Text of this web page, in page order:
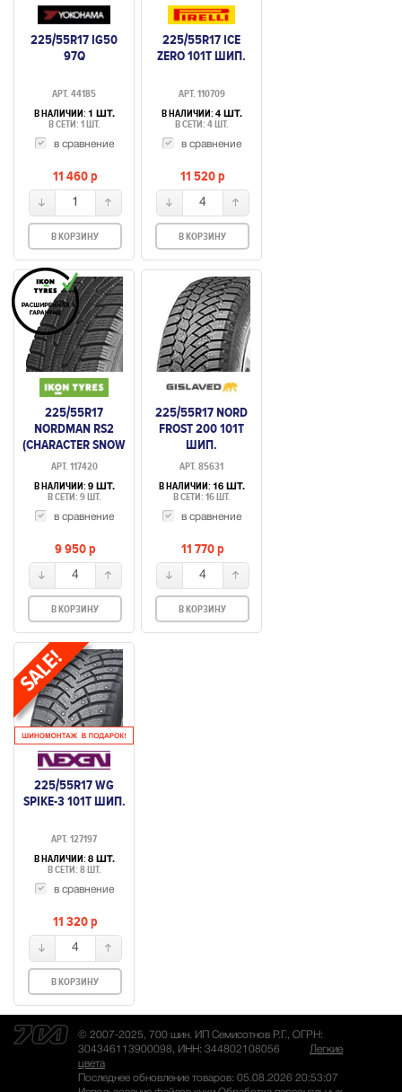
225/55R17 IG50
97Q
АРТ. 44185
В НАЛИЧИИ: 1 ШТ.
В СЕТИ: 1 ШТ.
в сравнение
11 460p
1
В КОРЗИНУ
225/55R17 ICE
ZERO 101T ШИП.
АРТ. 110709
В НАЛИЧИИ: 4 ШТ.
В СЕТИ: 4 ШТ.
в сравнение
11 520p
4
В КОРЗИНУ
225/55R17
NORDMAN RS2
(CHARACTER SNOW
2) 101R
АРТ. 117420
В НАЛИЧИИ: 9 ШТ.
В СЕТИ: 9 ШТ.
в сравнение
9 950p
4
В КОРЗИНУ
225/55R17 NORD
FROST 200 101T
ШИП.
АРТ. 85631
В НАЛИЧИИ: 16 ШТ.
В СЕТИ: 16 ШТ.
в сравнение
11 770p
4
В КОРЗИНУ
225/55R17 WG
SPIKE-3 101T ШИП.
АРТ. 127197
В НАЛИЧИИ: 8 ШТ.
В СЕТИ: 8 ШТ.
в сравнение
11 320p
4
В КОРЗИНУ
© 2007-2025, 700 шин. ИП Семисотнов Р.Г., ОГРН:
304346113900098, ИНН: 344802108056
Легкие
цвета
Последнее обновление товаров: 05.08.2026 20:53:07